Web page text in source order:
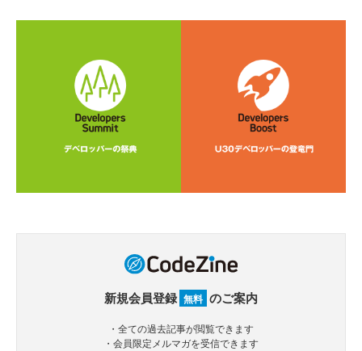
新規会員登録 無料 のご案内
・全ての過去記事が閲覧できます
・会員限定メルマガを受信できます